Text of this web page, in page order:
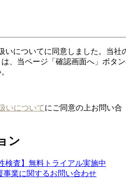
いについてに同意しました。当社
、当ページ「確認画面へ」ボタ
いについてにご同意の上お問い合
ン
検査】無料トライアル実施中
事業に関するお問い合わせ